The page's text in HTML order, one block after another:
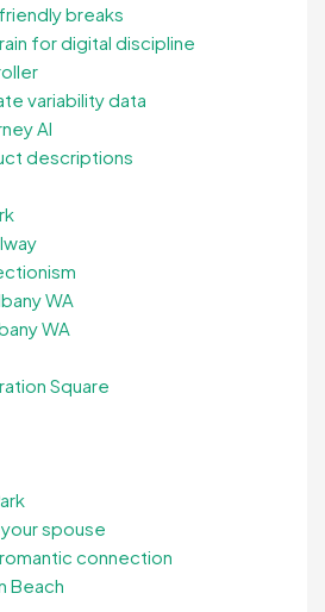
breaks
for digital discipline
variability data
AI
descriptions
WA
WA
Square
spouse
connection
Beach